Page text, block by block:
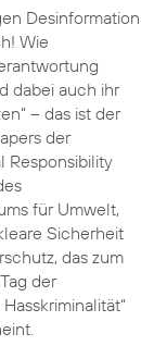
Desinformation
Wie
dabei auch ihr
– das ist der
der
Responsibility
für Umwelt,
Sicherheit
das zum
der